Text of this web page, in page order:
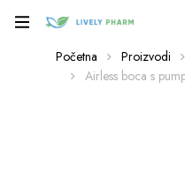
Početna Proizvodi
Airless boca s